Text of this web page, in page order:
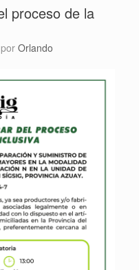
proceso de la
por Orlando